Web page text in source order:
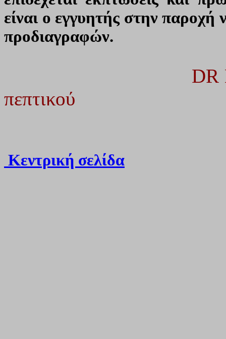
είναι ο εγγυητής στην
προδιαγραφών.
DR
πεπτικού
Κεντρική σελίδα